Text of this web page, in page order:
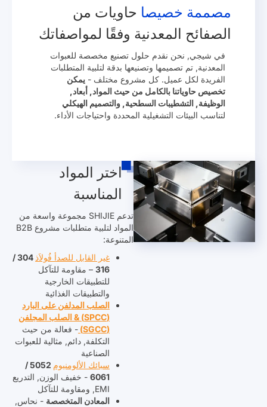
مصممة خصيصا حاويات من
الصفائح المعدنية وفقًا لمواصفاتك
في شيجي, نحن نقدم حلول تصنيع مخصصة للعبوات
المعدنية, تم تصميمها وتصنيعها بدقة لتلبية المتطلبات
الفريدة لكل عميل. كل مشروع مختلف - يمكن
تخصيص حاوياتنا بالكامل من حيث المواد, أبعاد,
الوظيفة, التشطيبات السطحية, والتصميم الهيكلي
لتناسب البيئات التشغيلية المحددة واحتياجات الأداء.
اختر المواد
المناسبة
تدعم SHIJIE مجموعة واسعة من
المواد لتلبية متطلبات مشروع B2B
المتنوعة:
غير القابل للصدأ فُولاَذ
304 /
316 – مقاومة للتآكل
للتطبيقات الخارجية
والتطبيقات الغذائية
الصلب المدلفن على البارد
(SPCC) & الصلب المجلفن
(SGCC)
- فعالة من حيث
التكلفة, دائم, مثالية للعبوات
الصناعية
سبائك الألومنيوم
5052 /
6061 - خفيف الوزن, التدريع
EMI, ومقاومة للتآكل
المعادن المتخصصة - نحاس,